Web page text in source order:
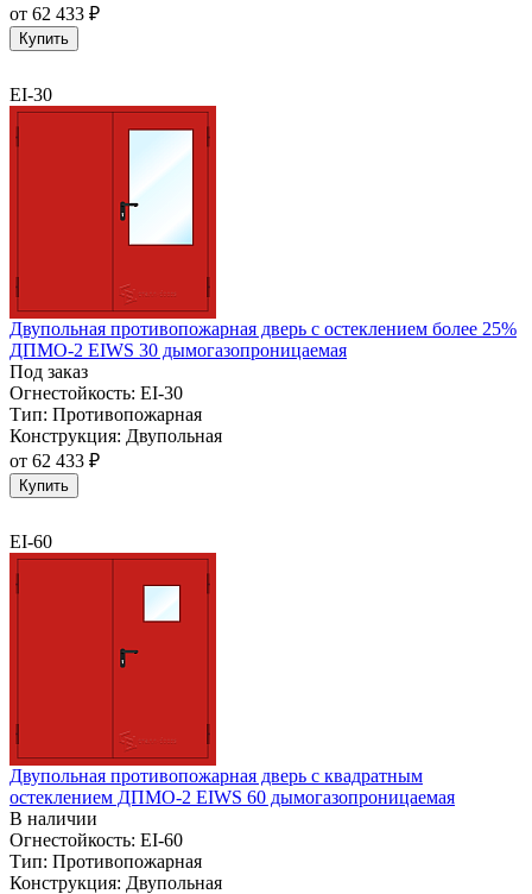
от 62 433 ₽
Купить
EI-30
Двупольная противопожарная дверь с остеклением более 25%
ДПМО-2 EIWS 30 дымогазопроницаемая
Под заказ
Огнестойкость: EI-30
Тип: Противопожарная
Конструкция: Двупольная
от 62 433 ₽
Купить
EI-60
Двупольная противопожарная дверь с квадратным
остеклением ДПМО-2 EIWS 60 дымогазопроницаемая
В наличии
Огнестойкость: EI-60
Тип: Противопожарная
Конструкция: Двупольная